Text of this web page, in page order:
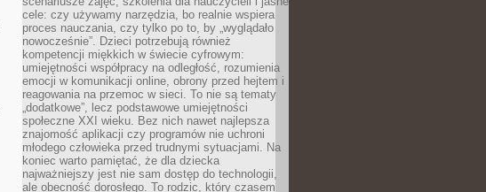
cele: czy używamy narzędzia, bo realnie wspiera
proces nauczania, czy tylko po to, by „wyglądało
nowocześnie”. Dzieci potrzebują również
kompetencji miękkich w świecie cyfrowym:
umiejętności współpracy na odległość, rozumienia
emocji w komunikacji online, obrony przed hejtem i
reagowania na przemoc w sieci. To nie są tematy
„dodatkowe”, lecz podstawowe umiejętności
społeczne XXI wieku. Bez nich nawet najlepsza
znajomość aplikacji czy programów nie uchroni
młodego człowieka przed trudnymi sytuacjami. Na
koniec warto pamiętać, że dla dziecka
najważniejszy jest nie sam dostęp do technologii,
ale obecność dorosłego. To rodzic, który czasem